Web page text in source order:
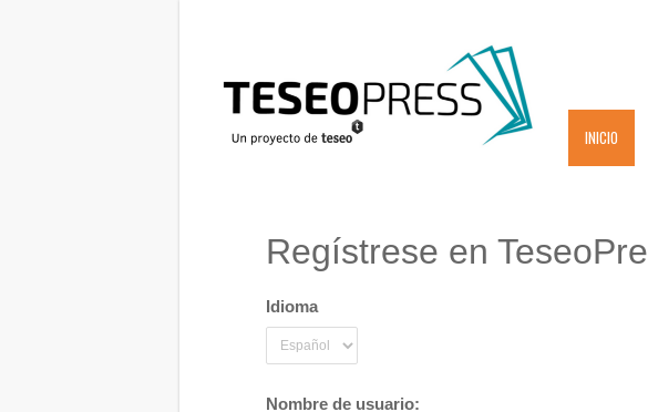
INICIO
Regístrese en
Idioma
Nombre de usuario: